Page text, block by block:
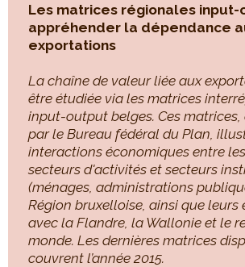
Les matrices régionales
appréhender la dépendance
exportations
La chaîne de valeur liée aux
être étudiée via les matrices
input-output belges. Ces
par le Bureau fédéral du Plan,
interactions économiques entre
secteurs d'activités et secteurs
(ménages, administrations
Région bruxelloise, ainsi que leurs
avec la Flandre, la Wallonie et le
monde. Les dernières matrices
couvrent l’année 2015.